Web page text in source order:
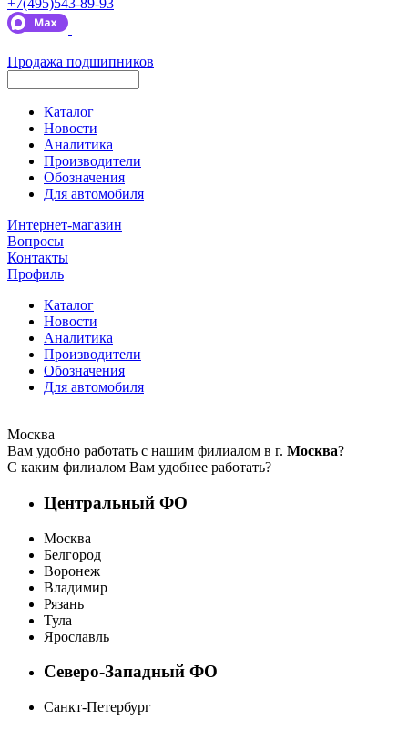
+7(495)543-89-93
Продажа подшипников
Каталог
Новости
Аналитика
Производители
Обозначения
Для автомобиля
Интернет-магазин
Вопросы
Контакты
Профиль
Каталог
Новости
Аналитика
Производители
Обозначения
Для автомобиля
Москва
Вам удобно работать с нашим филиалом в г. Москва?
С каким филиалом Вам удобнее работать?
Центральный ФО
Москва
Белгород
Воронеж
Владимир
Рязань
Тула
Ярославль
Северо-Западный ФО
Санкт-Петербург